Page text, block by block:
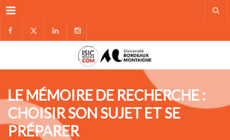
Menu
LE MÉMOIRE DE RECHERCHE :
CHOISIR SON SUJET ET SE
PRÉPARER